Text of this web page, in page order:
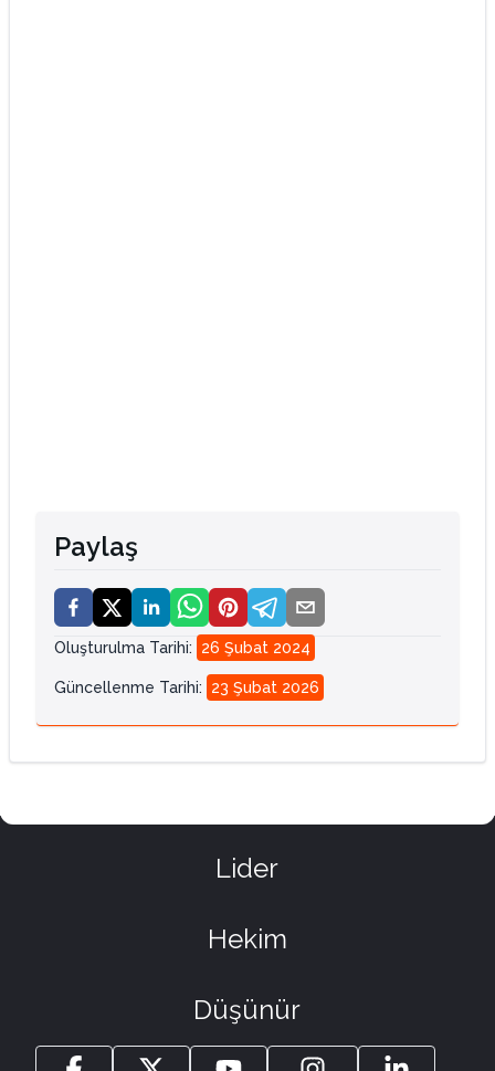
Paylaş
Oluşturulma Tarihi: 26 Şubat 2024
Güncellenme Tarihi: 23 Şubat 2026
Lider
Hekim
Düşünür